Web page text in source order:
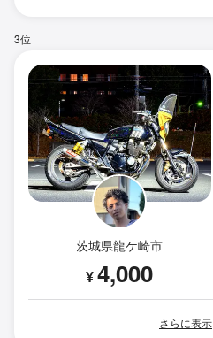
3位
茨城県龍ケ崎市
¥4,000
さらに表示